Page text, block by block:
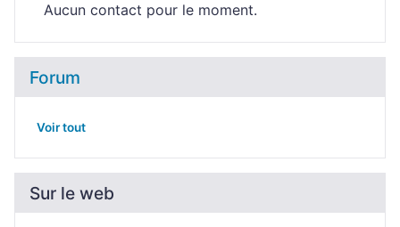
Aucun contact pour le moment.
Forum
Voir tout
Sur le web